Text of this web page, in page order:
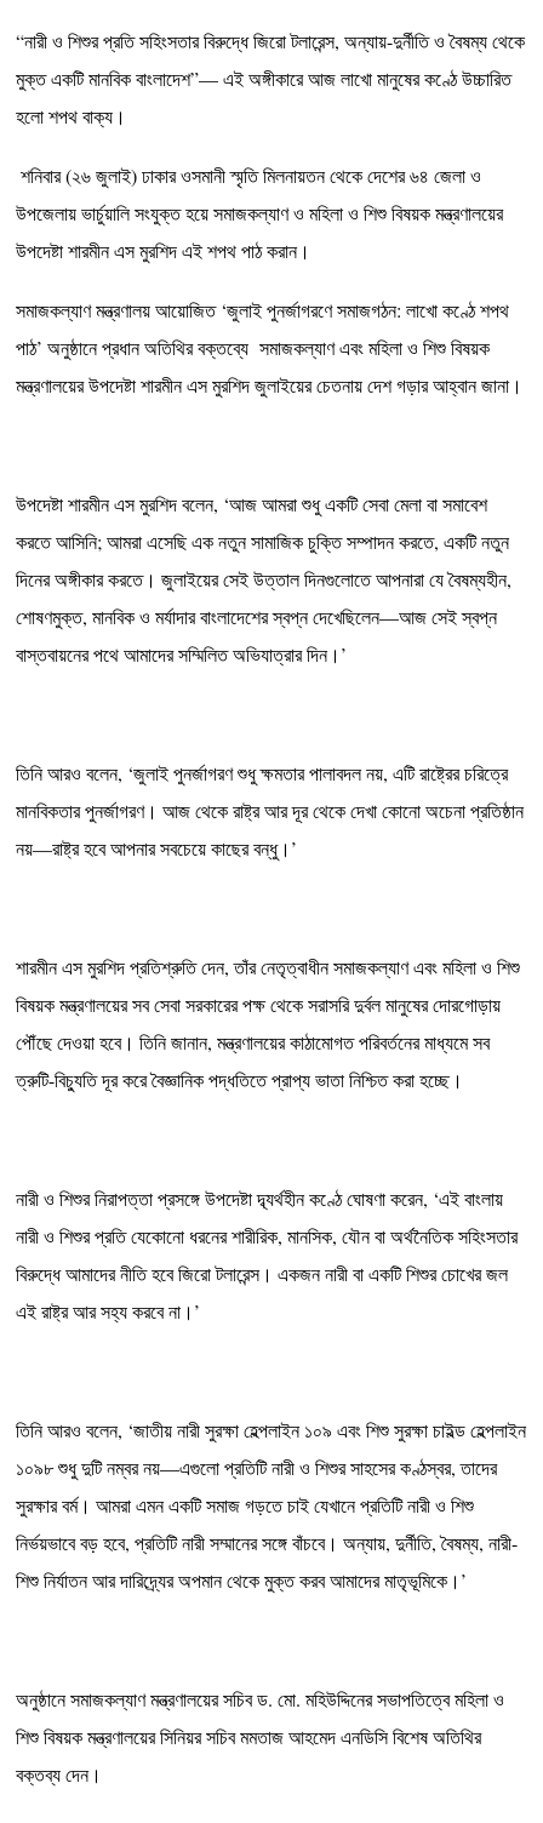
‎‎‎“নারী ও শিশুর প্রতি সহিংসতার বিরুদ্ধে জিরো টলারেন্স, অন্যায়-দুর্নীতি ও বৈষম্য থেকে
মুক্ত একটি মানবিক বাংলাদেশ”— এই অঙ্গীকারে আজ লাখো মানুষের কণ্ঠে উচ্চারিত
হলো শপথ বাক্য।
‎ শনিবার (২৬ জুলাই) ঢাকার ওসমানী স্মৃতি মিলনায়তন থেকে দেশের ৬৪ জেলা ও
উপজেলায় ভার্চুয়ালি সংযুক্ত হয়ে সমাজকল্যাণ ও মহিলা ও শিশু বিষয়ক মন্ত্রণালয়ের
উপদেষ্টা শারমীন এস মুরশিদ এই শপথ পাঠ করান।
‎সমাজকল্যাণ মন্ত্রণালয় আয়োজিত ‘জুলাই পুনর্জাগরণে সমাজগঠন: লাখো কণ্ঠে শপথ
পাঠ’ অনুষ্ঠানে প্রধান অতিথির বক্তব্যে সমাজকল্যাণ এবং মহিলা ও শিশু বিষয়ক
মন্ত্রণালয়ের উপদেষ্টা শারমীন এস মুরশিদ জুলাইয়ের চেতনায় দেশ গড়ার আহ্বান জানা।
‎উপদেষ্টা শারমীন এস মুরশিদ বলেন, ‘আজ আমরা শুধু একটি সেবা মেলা বা সমাবেশ
করতে আসিনি; আমরা এসেছি এক নতুন সামাজিক চুক্তি সম্পাদন করতে, একটি নতুন
দিনের অঙ্গীকার করতে। জুলাইয়ের সেই উত্তাল দিনগুলোতে আপনারা যে বৈষম্যহীন,
শোষণমুক্ত, মানবিক ও মর্যাদার বাংলাদেশের স্বপ্ন দেখেছিলেন—আজ সেই স্বপ্ন
বাস্তবায়নের পথে আমাদের সম্মিলিত অভিযাত্রার দিন।’
‎তিনি আরও বলেন, ‘জুলাই পুনর্জাগরণ শুধু ক্ষমতার পালাবদল নয়, এটি রাষ্ট্রের চরিত্রে
মানবিকতার পুনর্জাগরণ। আজ থেকে রাষ্ট্র আর দূর থেকে দেখা কোনো অচেনা প্রতিষ্ঠান
নয়—রাষ্ট্র হবে আপনার সবচেয়ে কাছের বন্ধু।’
‎শারমীন এস মুরশিদ প্রতিশ্রুতি দেন, তাঁর নেতৃত্বাধীন সমাজকল্যাণ এবং মহিলা ও শিশু
বিষয়ক মন্ত্রণালয়ের সব সেবা সরকারের পক্ষ থেকে সরাসরি দুর্বল মানুষের দোরগোড়ায়
পৌঁছে দেওয়া হবে। তিনি জানান, মন্ত্রণালয়ের কাঠামোগত পরিবর্তনের মাধ্যমে সব
ত্রুটি-বিচ্যুতি দূর করে বৈজ্ঞানিক পদ্ধতিতে প্রাপ্য ভাতা নিশ্চিত করা হচ্ছে।
‎নারী ও শিশুর নিরাপত্তা প্রসঙ্গে উপদেষ্টা দ্ব্যর্থহীন কণ্ঠে ঘোষণা করেন, ‘এই বাংলায়
নারী ও শিশুর প্রতি যেকোনো ধরনের শারীরিক, মানসিক, যৌন বা অর্থনৈতিক সহিংসতার
বিরুদ্ধে আমাদের নীতি হবে জিরো টলারেন্স। একজন নারী বা একটি শিশুর চোখের জল
এই রাষ্ট্র আর সহ্য করবে না।’
‎তিনি আরও বলেন, ‘জাতীয় নারী সুরক্ষা হেল্পলাইন ১০৯ এবং শিশু সুরক্ষা চাইল্ড হেল্পলাইন
১০৯৮ শুধু দুটি নম্বর নয়—এগুলো প্রতিটি নারী ও শিশুর সাহসের কণ্ঠস্বর, তাদের
সুরক্ষার বর্ম। আমরা এমন একটি সমাজ গড়তে চাই যেখানে প্রতিটি নারী ও শিশু
নির্ভয়ভাবে বড় হবে, প্রতিটি নারী সম্মানের সঙ্গে বাঁচবে। অন্যায়, দুর্নীতি, বৈষম্য, নারী-
শিশু নির্যাতন আর দারিদ্র্যের অপমান থেকে মুক্ত করব আমাদের মাতৃভূমিকে।’
‎অনুষ্ঠানে সমাজকল্যাণ মন্ত্রণালয়ের সচিব ড. মো. মহিউদ্দিনের সভাপতিত্বে মহিলা ও
শিশু বিষয়ক মন্ত্রণালয়ের সিনিয়র সচিব মমতাজ আহমেদ এনডিসি বিশেষ অতিথির
বক্তব্য দেন।